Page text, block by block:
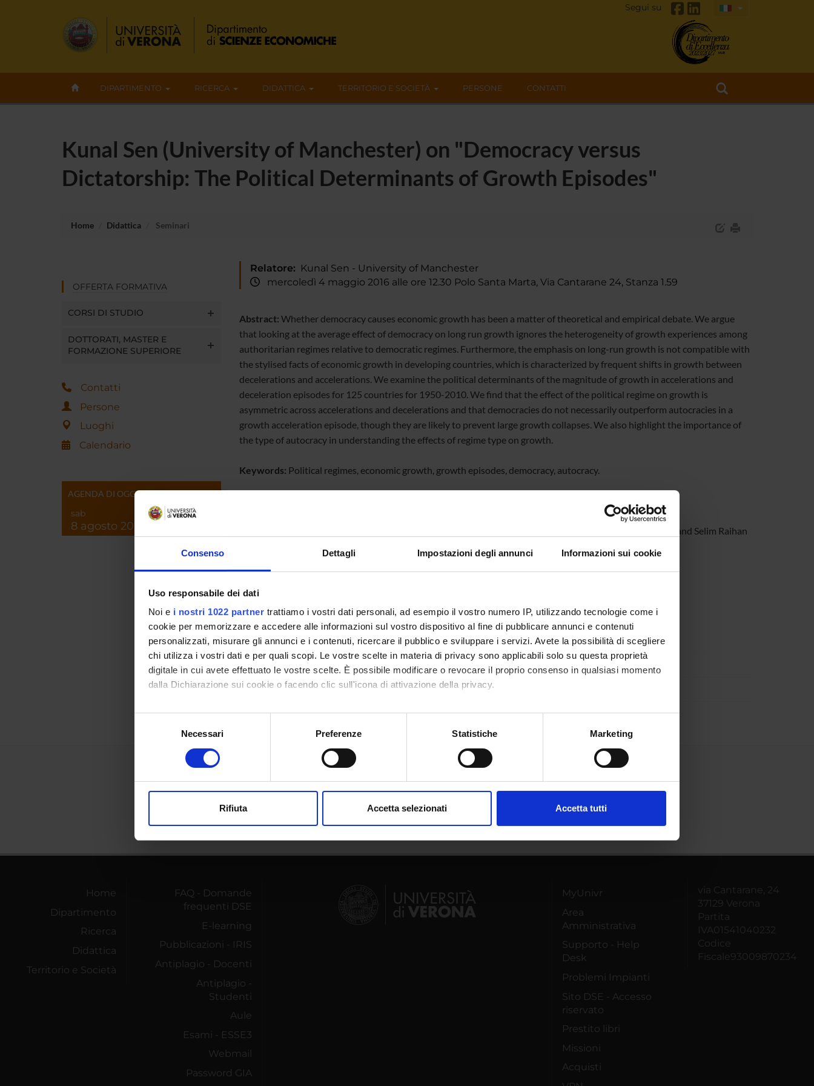
Consenso Dettagli Impostazioni degli annunci Informazioni sui cookie
Uso responsabile dei dati
Noi e i nostri 1022 partner trattiamo i vostri dati personali, ad esempio il vostro numero IP, utilizzando tecnologie come i
cookie per memorizzare e accedere alle informazioni sul vostro dispositivo al fine di pubblicare annunci e contenuti
personalizzati, misurare gli annunci e i contenuti, ricercare il pubblico e sviluppare i servizi. Avete la possibilità di scegliere
chi utilizza i vostri dati e per quali scopi. Le vostre scelte in materia di privacy sono applicabili solo su questa proprietà
digitale in cui avete effettuato le vostre scelte. È possibile modificare o revocare il proprio consenso in qualsiasi momento
dalla Dichiarazione sui cookie o facendo clic sull'icona di attivazione della privacy.
Con il tuo consenso, vorremmo anche:
raccogliere informazioni sulla tua posizione geografica, con un'approssimazione di qualche metro,
digitali).
modificare o ritirare il tuo consenso in qualsiasi momento dalla Dichiarazione sui cookie.
Necessari Preferenze Statistiche Marketing
Rifiuta Accetta selezionati Accetta tutti
Segui su
DIPARTIMENTO RICERCA DIDATTICA TERRITORIO E SOCIETÀ PERSONE CONTATTI
Kunal Sen (University of Manchester) on "Democracy versus
Dictatorship: The Political Determinants of Growth Episodes"
Home Didattica Seminari
OFFERTA FORMATIVA
CORSI DI STUDIO
DOTTORATI, MASTER E
FORMAZIONE SUPERIORE
Contatti
Persone
Luoghi
Calendario
AGENDA DI OGGI
sab
8 agosto 2026
Relatore: Kunal Sen - University of Manchester
mercoledì 4 maggio 2016 alle ore 12.30 Polo Santa Marta, Via Cantarane 24, Stanza 1.59
Abstract: Whether democracy causes economic growth has been a matter of theoretical and empirical debate. We argue
that looking at the average effect of democracy on long run growth ignores the heterogeneity of growth experiences among
authoritarian regimes relative to democratic regimes. Furthermore, the emphasis on long-run growth is not compatible with
the stylised facts of economic growth in developing countries, which is characterized by frequent shifts in growth between
decelerations and accelerations. We examine the political determinants of the magnitude of growth in accelerations and
deceleration episodes for 125 countries for 1950-2010. We find that the effect of the political regime on growth is
asymmetric across accelerations and decelerations and that democracies do not necessarily outperform autocracies in a
growth acceleration episode, though they are likely to prevent large growth collapses. We also highlight the importance of
the type of autocracy in understanding the effects of regime type on growth.
Keywords: Political regimes, economic growth, growth episodes, democracy, autocracy.
Joint work with Lant Pritchett (Harvard University), Sabyasachi Kar (Institute of Economic Growth, India) and Selim Raihan
Referente Roberto Ricciuti
Referente esterno
Data pubblicazione 5 ottobre 2015
Home
Dipartimento
Ricerca
Didattica
Territorio e Società
FAQ - Domande
frequenti DSE
E-learning
Pubblicazioni - IRIS
Antiplagio - Docenti
Antiplagio -
Studenti
Aule
Esami - ESSE3
Webmail
Password GIA
MyUnivr
Area
Amministrativa
Supporto - Help
Desk
Problemi Impianti
Sito DSE - Accesso
riservato
Prestito libri
Missioni
Acquisti
via Cantarane, 24
37129 Verona
Partita
IVA01541040232
Codice
Fiscale93009870234